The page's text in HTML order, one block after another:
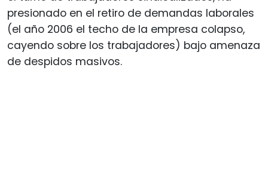
presionado en el retiro de demandas laborales
(el año 2006 el techo de la empresa colapso,
cayendo sobre los trabajadores) bajo amenaza
de despidos masivos.